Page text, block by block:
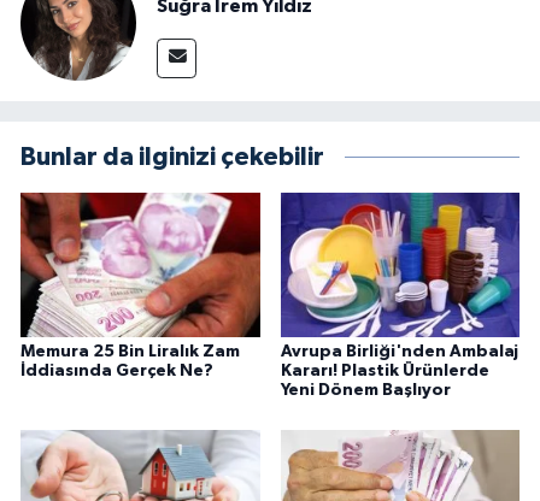
Suğra İrem Yıldız
Bunlar da ilginizi çekebilir
Memura 25 Bin Liralık Zam
İddiasında Gerçek Ne?
Avrupa Birliği'nden Ambalaj
Kararı! Plastik Ürünlerde
Yeni Dönem Başlıyor